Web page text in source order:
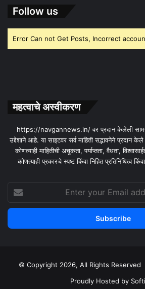
Follow us
Error Can not Get Posts, Incorrect
महत्वाचे अस्वीकरण
https://navgannews.in/ वर प्रदान केलेली
उद्देशाने आहे. या साइटवर सर्व माहिती सद्भावनेने प्रदान
कोणत्याही माहितीची अचूकता, पर्याप्तता, वैधता,
कोणत्याही प्रकारचे स्पष्ट किंवा निहित प्रतिनिधित्व
your
Email
© Copyright 2026, All Rights Reserved
Proudly Hosted by